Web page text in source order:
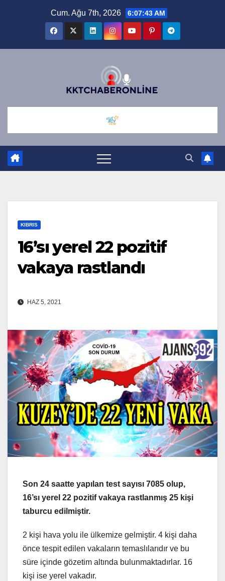
Cum. Ağu 7th, 2026 6:07:44 AM
KIBRIS
16’sı yerel 22 pozitif
vakaya rastlandı
HAZ 5, 2021
Son 24 saatte yapılan test sayısı 7085 olup,
16’sı yerel 22 pozitif vakaya rastlanmış 25 kişi
taburcu edilmiştir.
2 kişi hava yolu ile ülkemize gelmiştir. 4 kişi daha
önce tespit edilen vakaların temaslılarıdır ve bu
süre içinde gözetim altında bulunmaktadırlar. 16
kişi ise yerel vakadır.